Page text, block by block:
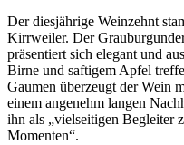
Der diesjährige Weinzehnt
Kirrweiler. Der
präsentiert sich elegant und
Birne und saftigem Apfel
Gaumen überzeugt der Wein
einem angenehm langen
ihn als „vielseitigen Begleiter
Momenten“.